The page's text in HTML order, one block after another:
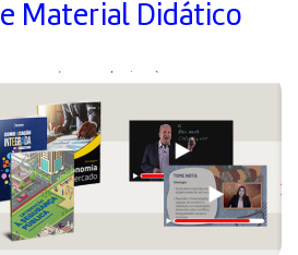
e Material Didático